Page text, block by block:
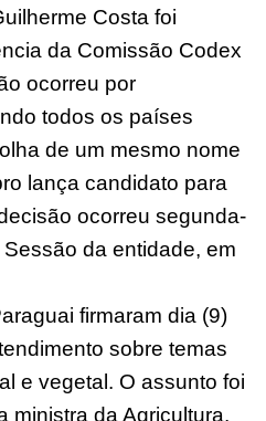
Costa foi
da Comissão Codex
ocorreu por
todos os países
de um mesmo nome
lança candidato para
ocorreu segunda-
da entidade, em
firmaram dia (9)
sobre temas
e vegetal. O assunto foi
ministra da Agricultura,